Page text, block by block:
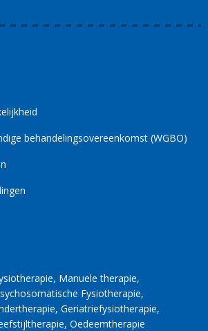
behandelingsovereenkomst (WGBO)
Manuele therapie
Fysiotherapie
Geriatriefysiotherapie
Oedeemtherapie